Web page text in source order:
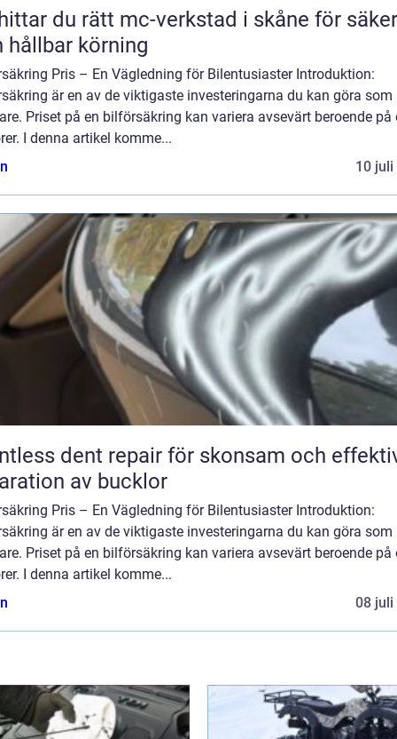
du rätt mc-verkstad i skåne för säker
hållbar körning
Pris – En Vägledning för Bilentusiaster Introduktion:
är en av de viktigaste investeringarna du kan göra som
Priset på en bilförsäkring kan variera avsevärt beroende på
I denna artikel komme...
10 juli
dent repair för skonsam och
av bucklor
Pris – En Vägledning för Bilentusiaster Introduktion:
är en av de viktigaste investeringarna du kan göra som
Priset på en bilförsäkring kan variera avsevärt beroende på
I denna artikel komme...
08 juli